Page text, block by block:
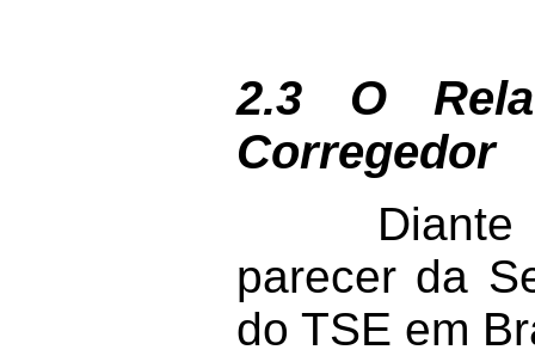
2.3 O
Corregedor
Diante da
parecer da
do TSE em